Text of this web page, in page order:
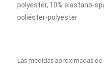
polyester, 10% elastano-
poliéster-polyester
Las medidas aproximadas de